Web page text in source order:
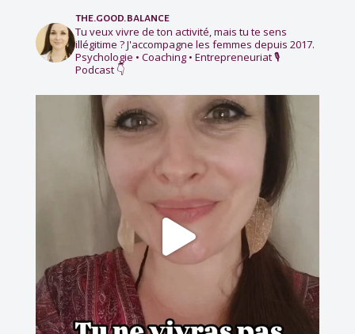
the.good.balance
Tu veux vivre de ton activité, mais tu te sens
illégitime ?J'accompagne les femmes depuis 2017.
Psychologie • Coaching • Entrepreneuriat🎙️
Podcast 👇